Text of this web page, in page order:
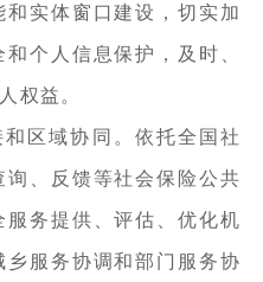
实体窗口建设，切实加
个人信息保护，及时、
权益。
和区域协同。依托全国社
、反馈等社会保险公共
服务提供、评估、优化机
服务协调和部门服务协